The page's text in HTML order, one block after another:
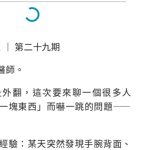
第二十九期
師。
翻，這次要來聊一個很多人
一塊東西」而嚇一跳的問題——
驗：某天突然發現手腕背面、